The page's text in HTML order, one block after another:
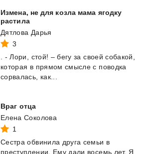
Измена, не для козла мама ягодку
растила
Дятлова Дарья
3
- Лори, стой! – бегу за своей собакой,
которая в прямом смысле с поводка
сорвалась,
как...
Враг отца
Елена Соколова
1
Сестра обвинила друга семьи в
преступлении.
Ему дали восемь лет. Я